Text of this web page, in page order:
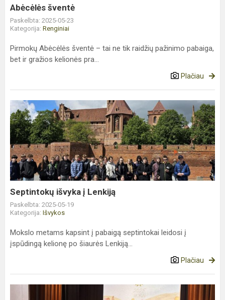
Abėcėlės šventė
Paskelbta: 2025-05-23
Kategorija: Renginiai
Pirmokų Abėcėlės šventė – tai ne tik raidžių pažinimo pabaiga,
bet ir gražios kelionės pra...
Plačiau
Septintokų
išvyka
į
Lenkiją
Septintokų išvyka į Lenkiją
Paskelbta: 2025-05-19
Kategorija: Išvykos
Mokslo metams kapsint į pabaigą septintokai leidosi į
įspūdingą kelionę po šiaurės Lenkiją...
Plačiau